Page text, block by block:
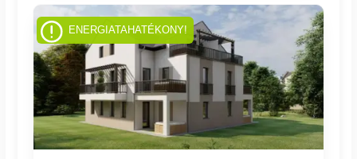
ENERGIATAHATÉKONY!